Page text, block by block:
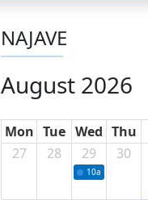
NAJAVE
August 2026
Mon Tue Wed Thu
27
28 29
10a
30